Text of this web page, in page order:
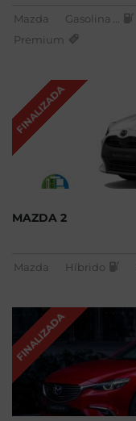
Mazda Gasolina
Premium
FINALIZADA
MAZDA 2
Mazda Híbrido
FINALIZADA